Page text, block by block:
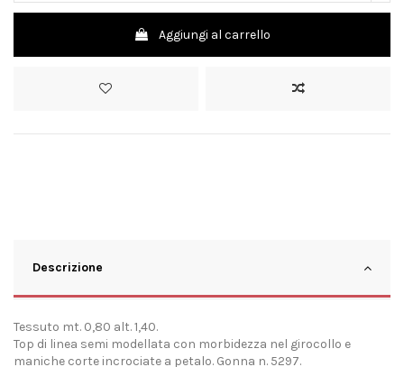
Aggiungi al carrello
Descrizione
Tessuto mt. 0,80 alt. 1,40.
Top di linea semi modellata con morbidezza nel girocollo e
maniche corte incrociate a petalo. Gonna n. 5297.